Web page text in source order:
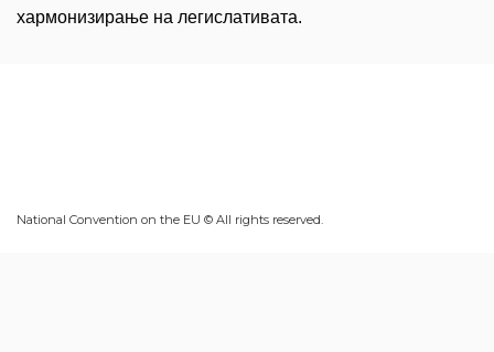
хармонизирање на легислативата.
National Convention on the EU © All rights reserved.